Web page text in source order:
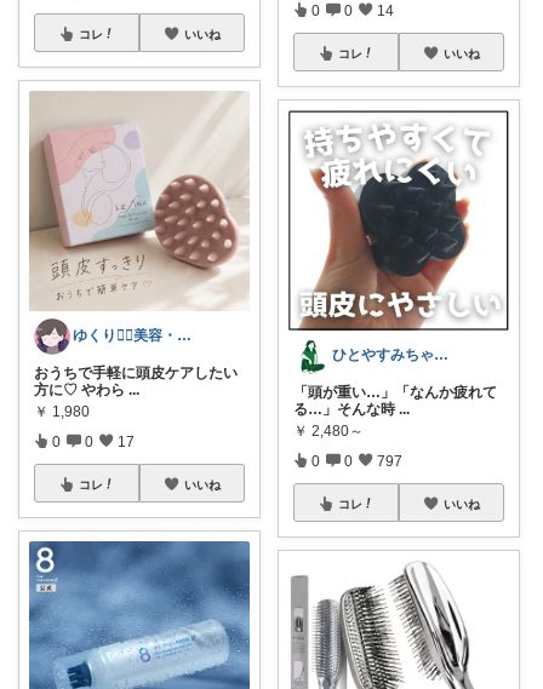
コレ いいね
ゆくり🐕‍🦺美容・便利雑貨🤍
おうちで手軽に頭皮ケアしたい
方に♡ やわら ...
￥ 1,980
0 0 17
コレ いいね
0 0 14
コレ いいね
ひとやすみちゃん＊シンプルひとり暮らし
「頭が重い…」「なんか疲れて
る…」そんな時 ...
￥ 2,480～
0 0 797
コレ いいね